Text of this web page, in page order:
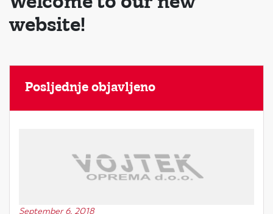
website!
Posljednje objavljeno
September 6, 2018